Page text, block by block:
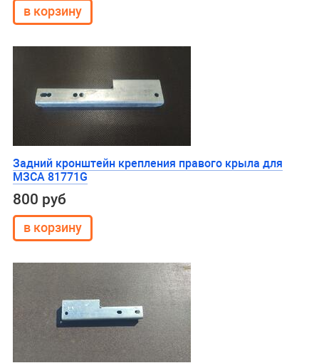
Задний кронштейн крепления правого крыла для
МЗСА 81771G
800 руб